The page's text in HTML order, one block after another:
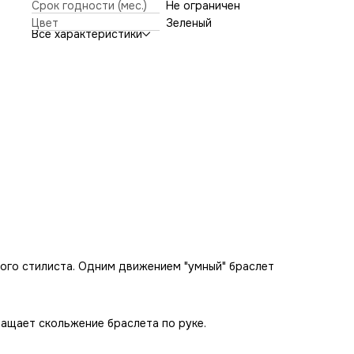
Цвет - голубой
Срок годности (мес.)
Не ограничен
Цвет
Зеленый
Все характеристики
стилиста. Одним движением "умный" браслет
скольжение браслета по руке.